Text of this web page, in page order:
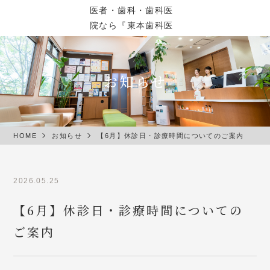
お知らせ
HOME お知らせ 【6月】休診日・診療時間についてのご案内
2026.05.25
【6月】休診日・診療時間についての
ご案内